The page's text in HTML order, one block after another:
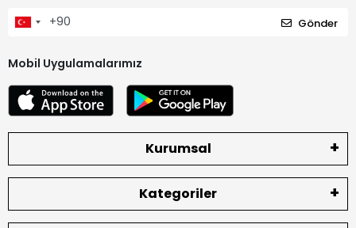
Gönder
Mobil Uygulamalarımız
Kurumsal
Kategoriler